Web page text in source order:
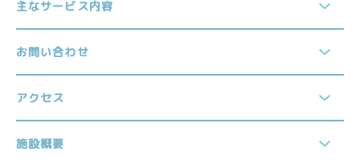
主なサービス内容
お問い合わせ
アクセス
施設概要